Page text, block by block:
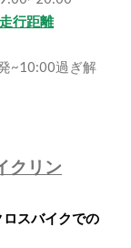
行距離
~10:00過ぎ解
クリン
スバイクでの